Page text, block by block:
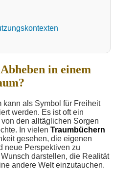
in einem
kann als Symbol für Freiheit
werden. Es ist oft ein
den alltäglichen Sorgen
In vielen Traumbüchern
gesehen, die eigenen
neue Perspektiven zu
darstellen, die Realität
andere Welt einzutauchen.